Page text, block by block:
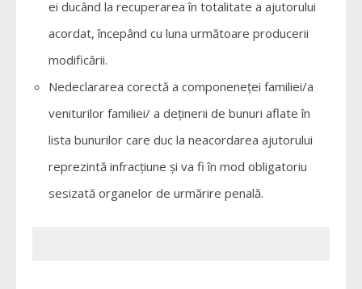
ei ducând la recuperarea în totalitate a ajutorului
acordat, începând cu luna următoare producerii
modificării.
Nedeclararea corectă a componeneţei familiei/a
veniturilor familiei/ a deţinerii de bunuri aflate în
lista bunurilor care duc la neacordarea ajutorului
reprezintă infracţiune şi va fi în mod obligatoriu
sesizată organelor de urmărire penală.